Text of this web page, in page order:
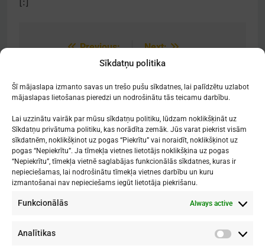
Sīkdatņu politika
Šī mājaslapa izmanto savas un trešo pušu sīkdatnes, lai palīdzētu uzlabot
mājaslapas lietošanas pieredzi un nodrošinātu tās teicamu darbību.
Lai uzzinātu vairāk par mūsu sīkdatņu politiku, lūdzam noklikšķināt uz
Sīkdatņu privātuma politiku, kas norādīta zemāk. Jūs varat piekrist visām
sīkdatnēm, noklikšķinot uz pogas “Piekrītu” vai noraidīt, noklikšķinot uz
pogas “Nepiekrītu”. Ja tīmekļa vietnes lietotājs noklikšķina uz pogas
“Nepiekrītu”, tīmekļa vietnē saglabājas funkcionālās sīkdatnes, kuras ir
nepieciešamas, lai nodrošinātu tīmekļa vietnes darbību un kuru
izmantošanai nav nepieciešams iegūt lietotāja piekrišanu.
Funkcionālās Always active
Analītikas
Post
Previous:
[:lv]Audzēkņu
panākumi[:]
Next:
[:lv]Audzēkņu
panākumi[:]
Mākslu izglītības kompetences centrs
"Nacionālā Mākslu vidusskola"
RĪGAS DOMA KORA SKOLA
1. - 9. klases
Rīga, LV-1010